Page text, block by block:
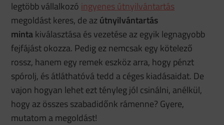
legtöbb vállalkozó ingyenes útnyilvántartás
megoldást keres, de azútnyilvántartás
mintakiválasztása és vezetése az egyik legnagyobb
fejfájást okozza. Pedig ez nemcsak egy kötelező
rossz, hanem egy remek eszköz arra, hogy pénzt
spórolj, és átláthatóvá tedd a céges kiadásaidat. De
vajon hogyan lehet ezt tényleg jól csinálni, anélkül,
hogy az összes szabadidőnk rámenne? Gyere,
mutatom a megoldást!